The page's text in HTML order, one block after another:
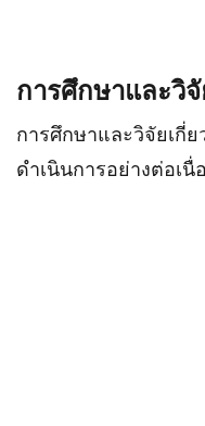
การศึกษาและวิ
การศึกษาและวิจัยเกี่
ดำเนินการอย่างต่อเ